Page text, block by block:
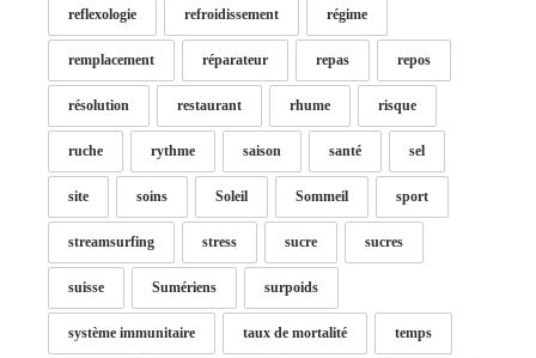
reflexologie refroidissement régime
remplacement réparateur repas repos
résolution restaurant rhume risque
ruche rythme saison santé sel
site soins Soleil Sommeil sport
streamsurfing stress sucre sucres
suisse Sumériens surpoids
système immunitaire taux de mortalité temps